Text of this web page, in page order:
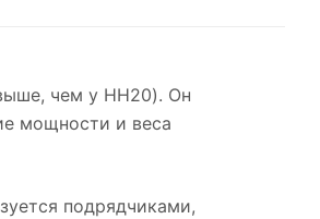
чем у HH20). Он
мощности и веса
подрядчиками,